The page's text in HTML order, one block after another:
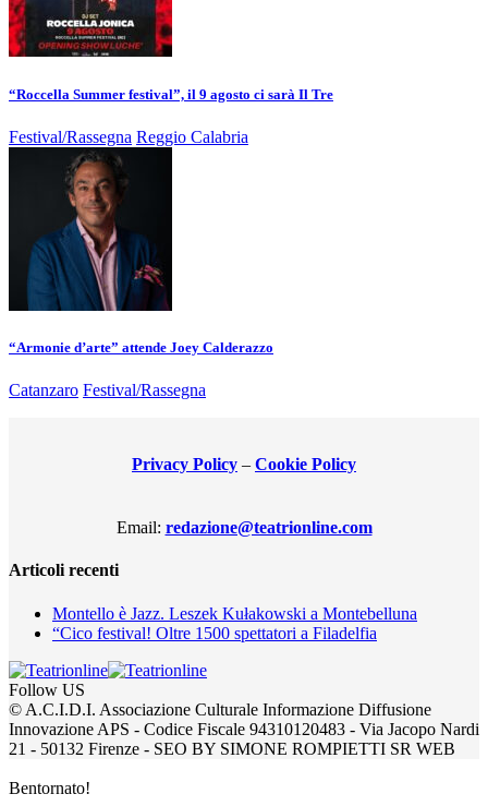
“Roccella Summer festival”, il 9 agosto ci sarà Il Tre
Festival/Rassegna Reggio Calabria
“Armonie d’arte” attende Joey Calderazzo
Catanzaro Festival/Rassegna
Privacy Policy – Cookie Policy
Email: redazione@teatrionline.com
Articoli recenti
Montello è Jazz. Leszek Kułakowski a Montebelluna
“Cico festival! Oltre 1500 spettatori a Filadelfia
Follow US
© A.C.I.D.I. Associazione Culturale Informazione Diffusione
Innovazione APS - Codice Fiscale 94310120483 - Via Jacopo Nardi
21 - 50132 Firenze - SEO BY SIMONE ROMPIETTI SR WEB
Bentornato!